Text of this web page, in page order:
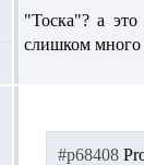
"Тоска"? а это
слишком много
#p68408